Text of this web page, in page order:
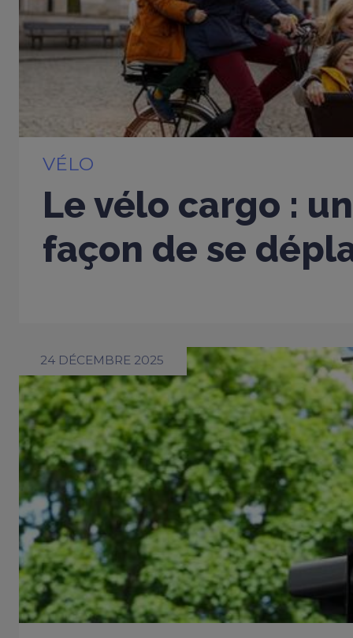
VÉLO
Le vélo cargo :
façon de se
24 DÉCEMBRE 2025